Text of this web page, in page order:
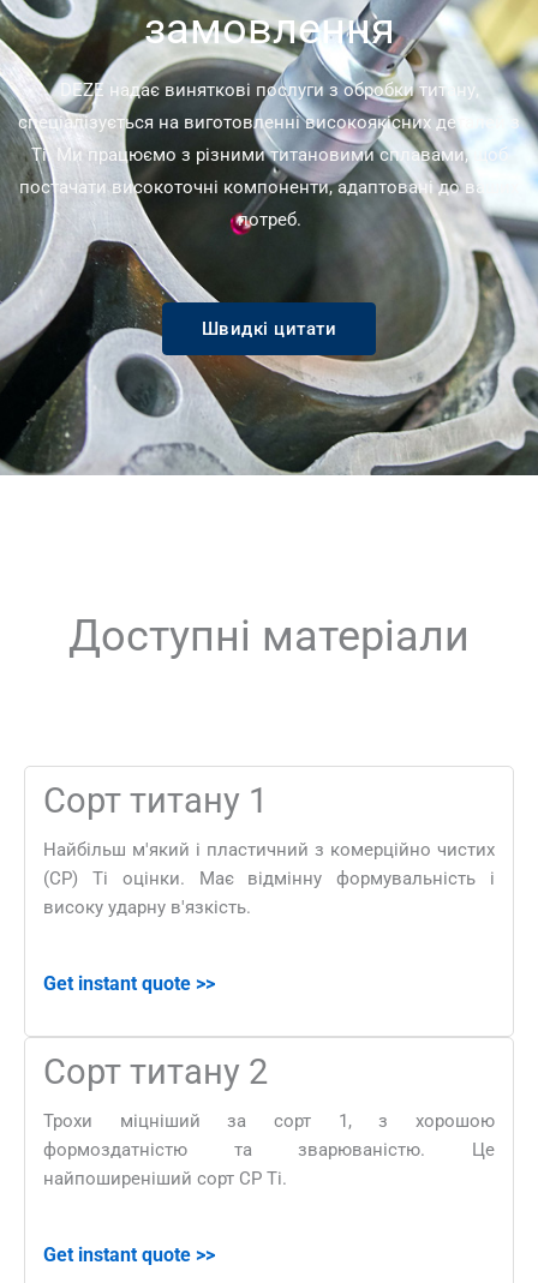
замовлення
DEZE надає виняткові послуги з обробки титану,
спеціалізується на виготовленні високоякісних деталей з
Ti. Ми працюємо з різними титановими сплавами, щоб
постачати високоточні компоненти, адаптовані до ваших
потреб.
Швидкі цитати
Доступні матеріали
Сорт титану 1
Найбільш м'який і пластичний з комерційно чистих
(CP) Ті оцінки. Має відмінну формувальність і
високу ударну в'язкість.
Get instant quote >>
Сорт титану 2
Трохи міцніший за сорт 1, з хорошою
формоздатністю та зварюваністю. Це
найпоширеніший сорт CP Ti.
Get instant quote >>